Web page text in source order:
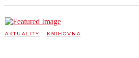
AKTUALITY · KNIHOVNA